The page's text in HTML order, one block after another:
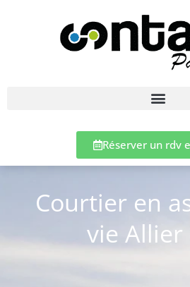
Réserver un rdv
Courtier en
vie Allier